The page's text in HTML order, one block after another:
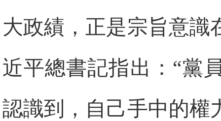
大政績，正是宗旨意識
近平總書記指出：“黨
認識到，自己手中的權